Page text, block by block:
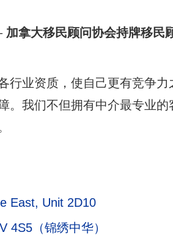
加拿大移民顾问协会持牌移民
行业资质，使自己更有竞争
。我们不但拥有中介最专业
East, Unit 2D10
4S5（锦绣中华）